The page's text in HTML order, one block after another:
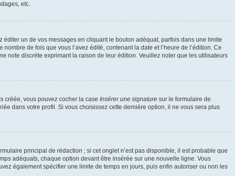
etc.
un de vos messages en cliquant le bouton adéquat, parfois dans une limite
de fois que vous l’avez édité, contenant la date et l’heure de l’édition. Ce
note discrète exprimant la raison de leur édition. Veuillez noter que les utilisateurs
créée, vous pouvez cocher la case Insérer une signature sur le formulaire de
dans votre profil. Si vous choisissez cette dernière option, il ne vous sera plus
principal de rédaction ; si cet onglet n’est pas disponible, il est probable que
adéquats, chaque option devant être insérée sur une nouvelle ligne. Vous
également spécifier une limite de temps en jours, puis enfin autoriser ou non les